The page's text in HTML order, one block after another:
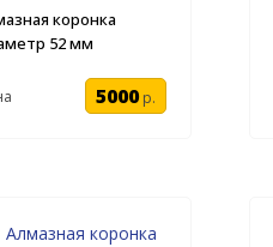
коронка
52 мм
5000р.